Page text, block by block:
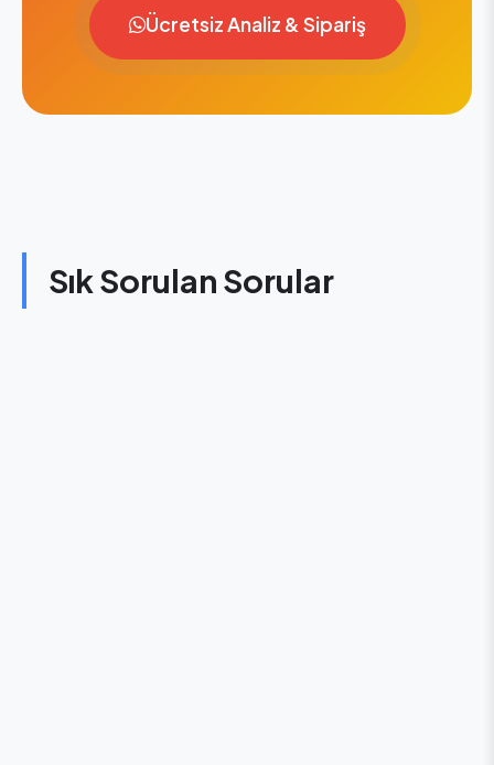
Ücretsiz Analiz & Sipariş
Sık Sorulan Sorular